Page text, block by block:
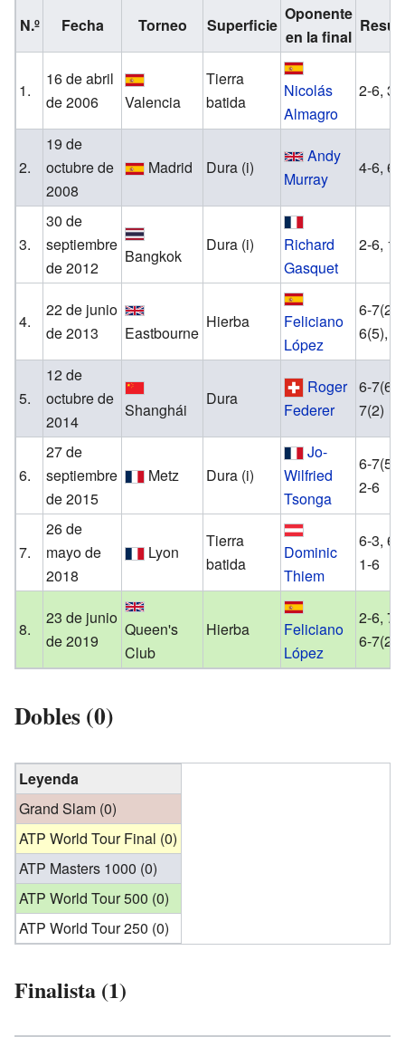
N.º Fecha Torneo Superficie
Oponente
en la final
1.
16 de abril
de 2006
Valencia
Tierra
batida
Nicolás
Almagro
2-6, 3-
2.
19 de
octubre de
2008
Madrid Dura (i)
Andy
Murray
4-6, 6-
3.
30 de
septiembre
de 2012
Bangkok
Dura (i)
Richard
Gasquet
2-6, 1-
4.
22 de junio
de 2013
Eastbourne
Hierba
Feliciano
López
6-7(2),
6(5),
5.
12 de
octubre de
2014
Shanghái
Dura
Roger
Federer
6-7(6),
7(2)
6.
27 de
septiembre
de 2015
Metz Dura (i)
Jo-
Wilfried
Tsonga
6-7(5),
2-6
7.
26 de
mayo de
2018
Lyon
Tierra
batida
Dominic
Thiem
6-3, 6-
1-6
8.
23 de junio
de 2019
Queen's
Club
Hierba
Feliciano
López
2-6, 7-
6-7(2)
Dobles (0)
Leyenda
Grand Slam (0)
ATP World Tour Final (0)
ATP Masters 1000 (0)
ATP World Tour 500 (0)
ATP World Tour 250 (0)
Finalista (1)